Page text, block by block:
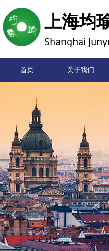
넳
首页 关于我们
上海均
Shanghai